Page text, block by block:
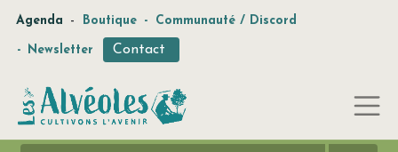
Agenda - Boutique - Communauté / Discord
- Newsletter Contact